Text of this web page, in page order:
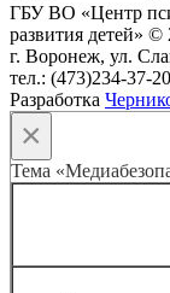
ГБУ ВО «Центр
развития детей» ©
г. Воронеж, ул.
тел.: (473)234-37-20
Разработка
×
Тема